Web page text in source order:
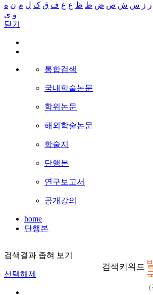
ر ز س ش ص ض ط ظ ع غ ف ق ک ل م ن ه
و ی
닫기
통합검색
국내학술논문
학위논문
해외학술논문
학술지
단행본
연구보고서
공개강의
home
단행본
검색결과 좁혀 보기
선택해제
검색키워드
(